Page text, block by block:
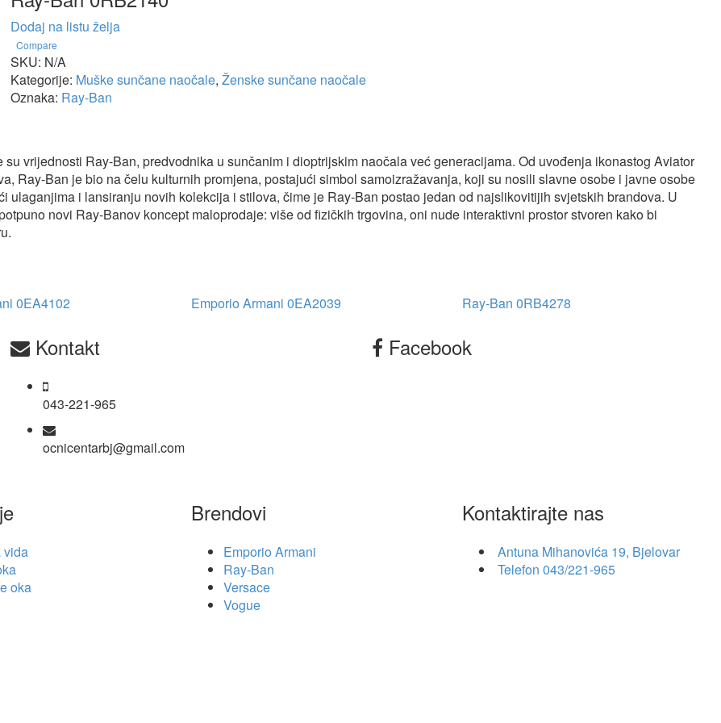
Dodaj na listu želja
Compare
SKU: N/A
Kategorije: Muške sunčane naočale, Ženske sunčane naočale
Oznaka: Ray-Ban
vrijednosti Ray-Ban, predvodnika u sunčanim i dioptrijskim naočala već generacijama. Od uvođenja ikonastog Aviator
Ray-Ban je bio na čelu kulturnih promjena, postajući simbol samoizražavanja, koji su nosili slavne osobe i javne osobe
ulaganjima i lansiranju novih kolekcija i stilova, čime je Ray-Ban postao jedan od najslikovitijih svjetskih brandova. U
novi Ray-Banov koncept maloprodaje: više od fizičkih trgovina, oni nude interaktivni prostor stvoren kako bi
0EA4102 Emporio Armani 0EA2039 Ray-Ban 0RB4278
Kontakt
043-221-965
ocnicentarbj@gmail.com
Facebook
vida
oka
Brendovi
Emporio Armani
Ray-Ban
Versace
Vogue
Kontaktirajte nas
Antuna Mihanovića 19, Bjelovar
Telefon 043/221-965